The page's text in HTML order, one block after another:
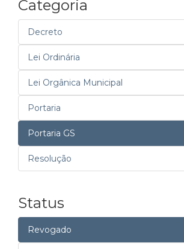
Categoria
Decreto
Lei Ordinária
Lei Orgânica Municipal
Portaria
Portaria GS
Resolução
Status
Revogado